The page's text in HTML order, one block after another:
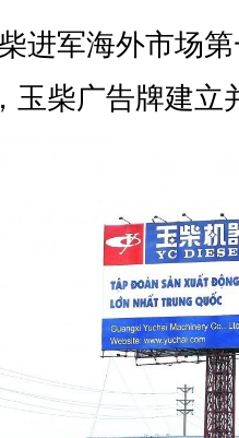
进军海外市场
玉柴广告牌建立